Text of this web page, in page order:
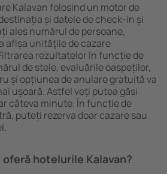
Kalavan folosind un motor de
și datele de check-in și
ales numărul de persoane,
afișa unităţile de cazare
rezultatelor în funcție de
de stele, evaluările oaspeților,
și opțiunea de anulare gratuită va
ușoară. Astfel veți putea găsi
câteva minute. În funcție de
puteți rezerva doar cazare sau
hotelurile Kalavan?